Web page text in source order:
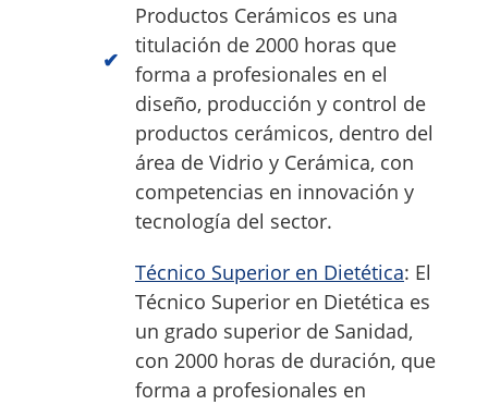
Productos Cerámicos es una
titulación de 2000 horas que
forma a profesionales en el
diseño, producción y control de
productos cerámicos, dentro del
área de Vidrio y Cerámica, con
competencias en innovación y
tecnología del sector.
Técnico Superior en Dietética: El
Técnico Superior en Dietética es
un grado superior de Sanidad,
con 2000 horas de duración, que
forma a profesionales en